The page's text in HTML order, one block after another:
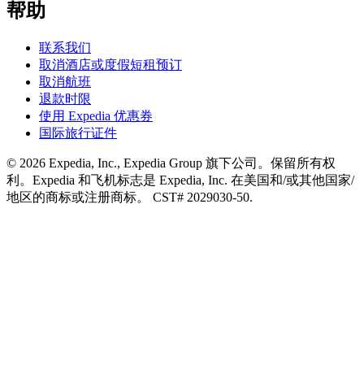
帮助
联系我们
取消酒店或度假短租预订
取消航班
退款时限
使用 Expedia 优惠券
国际旅行证件
© 2026 Expedia, Inc., Expedia Group 旗下公司。保留所有权
利。Expedia 和飞机标志是 Expedia, Inc. 在美国和/或其他国家/
地区的商标或注册商标。 CST# 2029030-50.